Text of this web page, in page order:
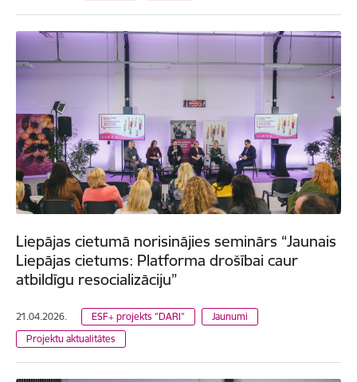
Liepājas cietumā norisinājies seminārs “Jaunais
Liepājas cietums: Platforma drošībai caur
atbildīgu resocializāciju”
21.04.2026. ESF+ projekts "DARI"
Jaunumi
Projektu aktualitātes